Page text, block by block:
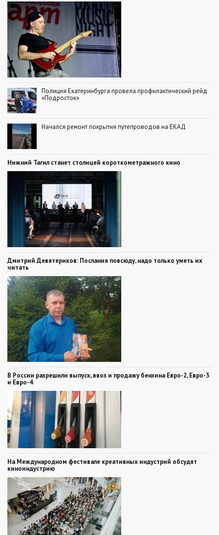
Полиция Екатеринбурга провела профилактический рейд
«Подросток»
Начался ремонт покрытия путепроводов на ЕКАД
Нижний Тагил станет столицей короткометражного кино
Дмитрий Девятериков: Послания повсюду, надо только уметь их
читать
В России разрешили выпуск, ввоз и продажу бензина Евро-2, Евро-3
и Евро-4
На Международном фестивале креативных индустрий обсудят
киноиндустрию